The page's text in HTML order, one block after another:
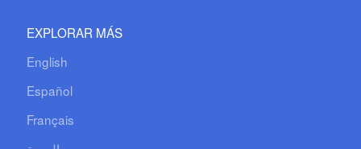
EXPLORAR MÁS
English
Español
Français